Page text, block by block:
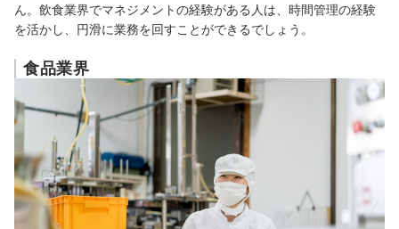
ん。飲食業界でマネジメントの経験がある人は、時間管理の経験
を活かし、円滑に業務を回すことができるでしょう。
食品業界